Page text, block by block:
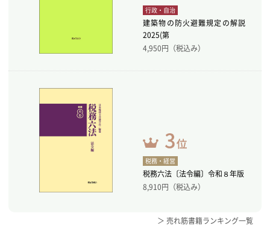
行政・自治
建築物の防火避難規定の解説
2025(第
4,950円（税込み）
税務・経営
税務六法〔法令編〕令和８年版
8,910円（税込み）
＞ 売れ筋書籍ランキング一覧